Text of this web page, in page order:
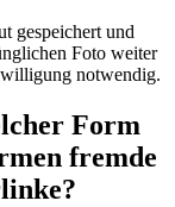
gespeichert und
Foto weiter
notwendig.
Form
fremde